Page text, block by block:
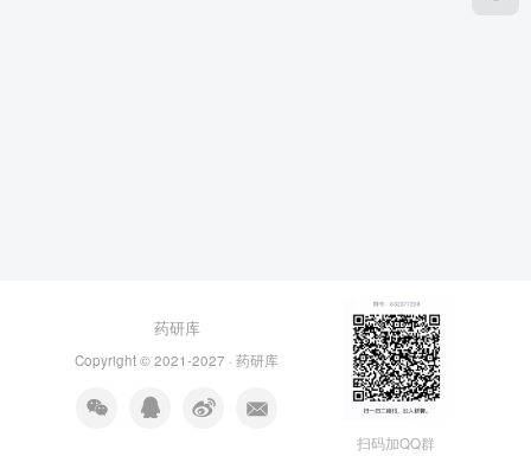
药研库
Copyright © 2021-2027 · 药研库
扫码加QQ群